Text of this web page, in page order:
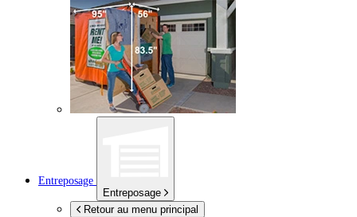
Entreposage
Entreposage
Retour au menu principal